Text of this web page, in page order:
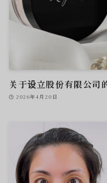
关于设立股份有限公司
2026年4月20日